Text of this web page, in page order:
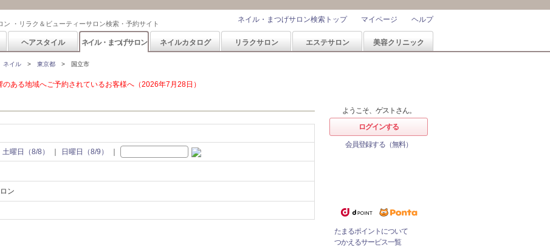
ン ・リラク＆ビューティーサロン検索・予約サイト ヘルプ
マイページ
ネイル・まつげサロン検索トップ
ヘアスタイル ネイル・まつげサロン ネイルカタログ リラクサロン エステサロン 美容クリニック
ネイル 東京都 国立市
ある地域へご予約されているお客様へ（2026年7月28日）
土曜日（8/8） 日曜日（8/9）
ン
ようこそ、ゲストさん。
ログインする
会員登録する（無料）
たまるポイントについて
つかえるサービス一覧